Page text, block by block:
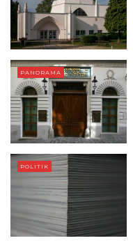
PANORAMA
POLITIK